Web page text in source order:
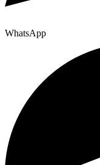
WhatsApp